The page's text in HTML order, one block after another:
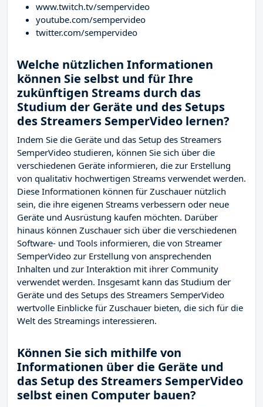
www.twitch.tv/sempervideo
youtube.com/sempervideo
twitter.com/sempervideo
Welche nützlichen Informationen
können Sie selbst und für Ihre
zukünftigen Streams durch das
Studium der Geräte und des Setups
des Streamers SemperVideo lernen?
Indem Sie die Geräte und das Setup des Streamers
SemperVideo studieren, können Sie sich über die
verschiedenen Geräte informieren, die zur Erstellung
von qualitativ hochwertigen Streams verwendet werden.
Diese Informationen können für Zuschauer nützlich
sein, die ihre eigenen Streams verbessern oder neue
Geräte und Ausrüstung kaufen möchten. Darüber
hinaus können Zuschauer sich über die verschiedenen
Software- und Tools informieren, die von Streamer
SemperVideo zur Erstellung von ansprechenden
Inhalten und zur Interaktion mit ihrer Community
verwendet werden. Insgesamt kann das Studium der
Geräte und des Setups des Streamers SemperVideo
wertvolle Einblicke für Zuschauer bieten, die sich für die
Welt des Streamings interessieren.
Können Sie sich mithilfe von
Informationen über die Geräte und
das Setup des Streamers SemperVideo
selbst einen Computer bauen?